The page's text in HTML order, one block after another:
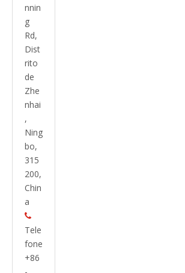
nnin
g
Rd,
Dist
rito
de
Zhe
nhai
,
Ning
bo,
315
200,
Chin
a

Tele
fone
+86